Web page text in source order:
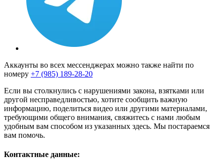
Аккаунты во всех мессенджерах можно также найти по
номеру +7 (985) 189-28-20
Если вы столкнулись с нарушениями закона, взятками или
другой несправедливостью, хотите сообщить важную
информацию, поделиться видео или другими материалами,
требующими общего внимания, свяжитесь с нами любым
удобным вам способом из указанных здесь. Мы постараемся
вам помочь.
Контактные данные: